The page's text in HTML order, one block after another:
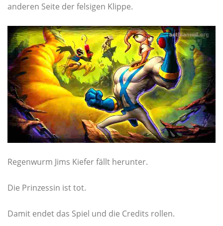
anderen Seite der felsigen Klippe.
Regenwurm Jims Kiefer fällt herunter.
Die Prinzessin ist tot.
Damit endet das Spiel und die Credits rollen.